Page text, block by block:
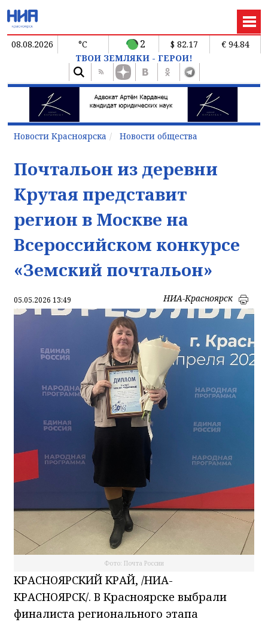
08.08.2026 °C 2 $ 82.17
€ 94.84
ТВОИ ЗЕМЛЯКИ - ГЕРОИ!
Новости Красноярска Новости общества
Почтальон из деревни
Крутая представит
регион в Москве на
Всероссийском конкурсе
«Земский почтальон»
05.05.2026 13:49 НИА-Красноярск
Фото: Почта России
КРАСНОЯРСКИЙ КРАЙ, /НИА-
КРАСНОЯРСК/. В Красноярске выбрали
финалиста регионального этапа